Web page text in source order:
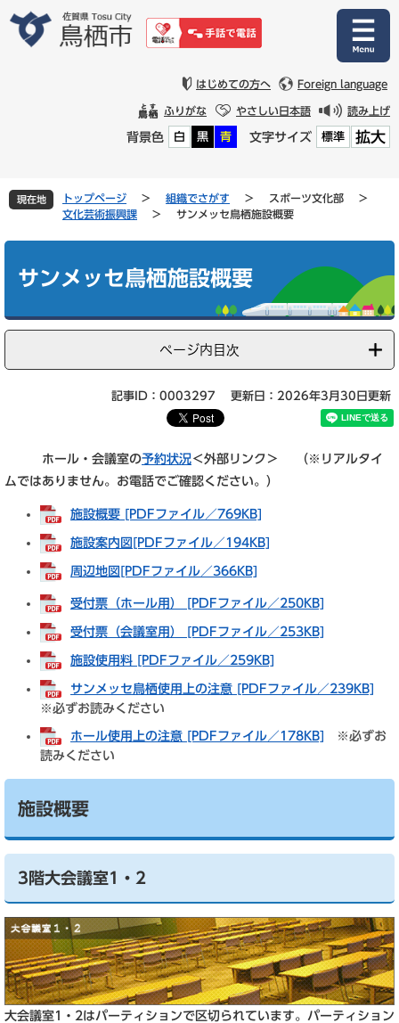
文
はじめての方へ Foreign language
ふりがな やさしい日本語 読み上げ
背景色 白 黒 青 文字サイズ 標準 拡大
現在地 トップページ > 組織でさがす > スポーツ文化部
>
文化芸術振興課
> サンメッセ鳥栖施設概要
サンメッセ鳥栖施設概要
ページ内目次
記事ID：0003297 更新日：2026年3月30日更新
ホール・会議室の予約状況＜外部リンク＞
（※リアルタイ
ムではありません。お電話でご確認ください。）
施設概要 [PDFファイル／769KB]
施設案内図[PDFファイル／194KB]
周辺地図[PDFファイル／366KB]
受付票（ホール用） [PDFファイル／250KB]
受付票（会議室用） [PDFファイル／253KB]
施設使用料 [PDFファイル／259KB]
サンメッセ鳥栖使用上の注意 [PDFファイル／239KB]
※必ずお読みください
ホール使用上の注意 [PDFファイル／178KB]
※必ずお
読みください
施設概要
3階大会議室1・2
大会議室1・2はパーティションで区切られています。パーティション